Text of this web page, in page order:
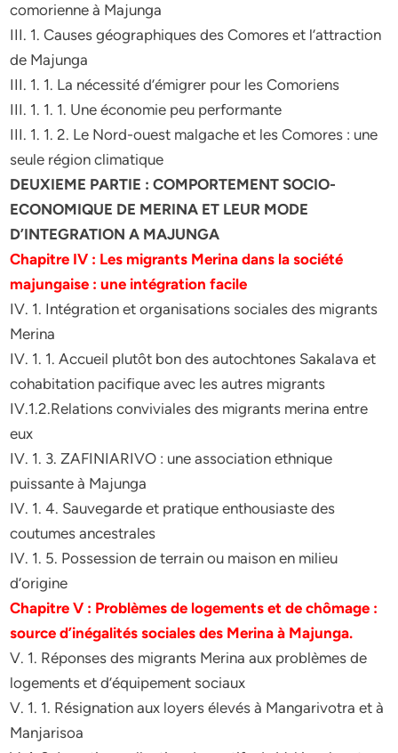
comorienne à Majunga
III. 1. Causes géographiques des Comores et l’attraction
de Majunga
III. 1. 1. La nécessité d’émigrer pour les Comoriens
III. 1. 1. 1. Une économie peu performante
III. 1. 1. 2. Le Nord-ouest malgache et les Comores : une
seule région climatique
DEUXIEME PARTIE : COMPORTEMENT SOCIO-
ECONOMIQUE DE MERINA ET LEUR MODE
D’INTEGRATION A MAJUNGA
Chapitre IV : Les migrants Merina dans la société
majungaise : une intégration facile
IV. 1. Intégration et organisations sociales des migrants
Merina
IV. 1. 1. Accueil plutôt bon des autochtones Sakalava et
cohabitation pacifique avec les autres migrants
IV.1.2.Relations conviviales des migrants merina entre
eux
IV. 1. 3. ZAFINIARIVO : une association ethnique
puissante à Majunga
IV. 1. 4. Sauvegarde et pratique enthousiaste des
coutumes ancestrales
IV. 1. 5. Possession de terrain ou maison en milieu
d’origine
Chapitre V : Problèmes de logements et de chômage :
source d’inégalités sociales des Merina à Majunga.
V. 1. Réponses des migrants Merina aux problèmes de
logements et d’équipement sociaux
V. 1. 1. Résignation aux loyers élevés à Mangarivotra et à
Manjarisoa